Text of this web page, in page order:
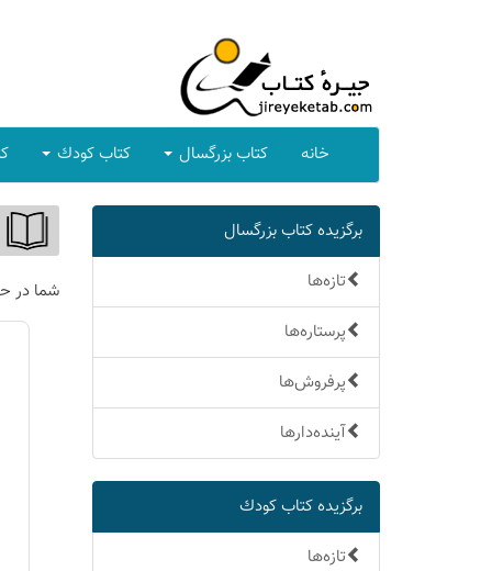
خانه كتاب بزرگسال كتاب كودك
برگزیده كتاب بزرگسال
تازه‌ها
پرستاره‌ها
پرفروش‌ها
آینده‌دارها
برگزیده كتاب كودك
تازه‌ها
شما در